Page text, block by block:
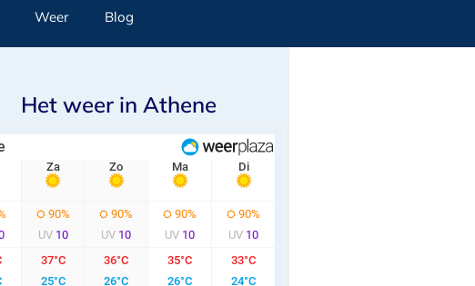
Weer Blog
Het weer in Athene